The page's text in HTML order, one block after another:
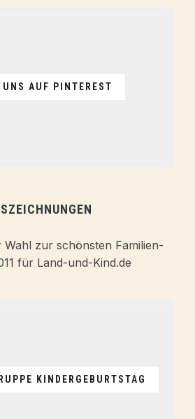
UNS AUF PINTEREST
KINDERGEBURTSTAG